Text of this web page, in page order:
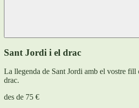
Sant Jordi i el drac
La llegenda de Sant Jordi amb el vostre fill
drac.
des de 75 €